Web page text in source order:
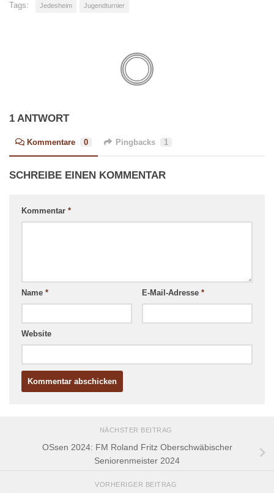
Tags: Jedesheim Jugendturnier
1 ANTWORT
Kommentare 0 Pingbacks 1
SCHREIBE EINEN KOMMENTAR
Kommentar *
Name * E-Mail-Adresse *
Website
NÄCHSTER BEITRAG
OSsen 2024: FM Roland Fritz Oberschwäbischer
Seniorenmeister 2024
VORHERIGER BEITRAG